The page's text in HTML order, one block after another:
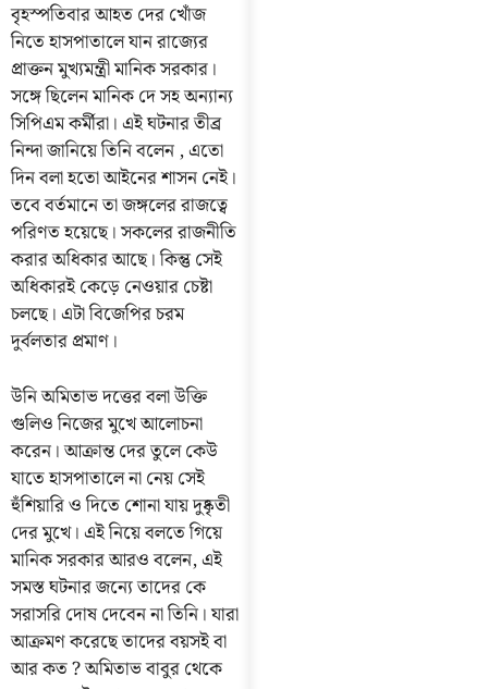
বৃহস্পতিবার আহত দের খোঁজ
নিতে হাসপাতালে যান রাজ্যের
প্রাক্তন মুখ্যমন্ত্রী মানিক সরকার।
সঙ্গে ছিলেন মানিক দে সহ অন্যান্য
সিপিএম কর্মীরা। এই ঘটনার তীব্র
নিন্দা জানিয়ে তিনি বলেন , এতো
দিন বলা হতো আইনের শাসন নেই।
তবে বর্তমানে তা জঙ্গলের রাজত্বে
পরিণত হয়েছে। সকলের রাজনীতি
করার অধিকার আছে। কিন্তু সেই
অধিকারই কেড়ে নেওয়ার চেষ্টা
চলছে। এটা বিজেপির চরম
দুর্বলতার প্রমাণ।
উনি অমিতাভ দত্তের বলা উক্তি
গুলিও নিজের মুখে আলোচনা
করেন। আক্রান্ত দের তুলে কেউ
যাতে হাসপাতালে না নেয় সেই
হুঁশিয়ারি ও দিতে শোনা যায় দুষ্কৃতী
দের মুখে। এই নিয়ে বলতে গিয়ে
মানিক সরকার আরও বলেন, এই
সমস্ত ঘটনার জন্যে তাদের কে
সরাসরি দোষ দেবেন না তিনি। যারা
আক্রমণ করেছে তাদের বয়সই বা
আর কত ? অমিতাভ বাবুর থেকে